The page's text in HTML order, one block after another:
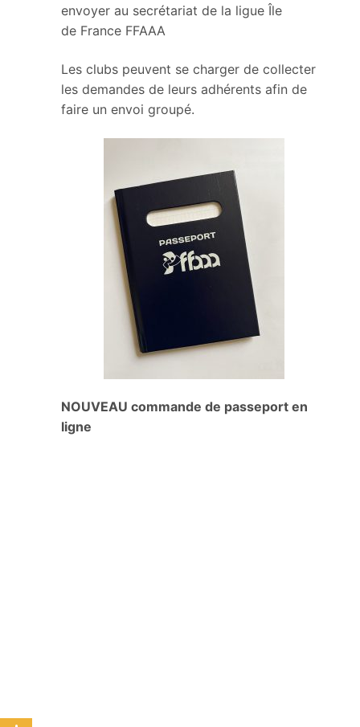
envoyer au secrétariat de la ligue Île
de France FFAAA
Les clubs peuvent se charger de collecter
les demandes de leurs adhérents afin de
faire un envoi groupé.
NOUVEAU commande de passeport en
ligne